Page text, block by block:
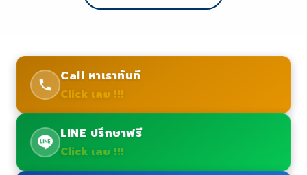
Call หาเราทันที
Click เลย !!!
LINE ปรึกษาฟรี
Click เลย !!!